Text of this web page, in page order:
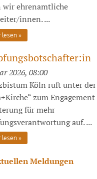
wir ehrenamtliche
innen. ...
lesen
2026, 08:00
Köln ruft unter
zum
für mehr
auf. ...
lesen
Meldungen